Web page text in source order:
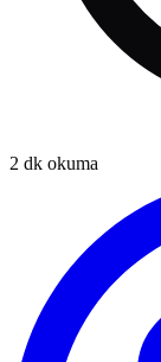
2 dk okuma